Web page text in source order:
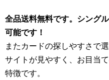
全品送料無料です。シング
可能です！
またカードの探しやすさで
サイトが見やすく、お目当
特徴です。